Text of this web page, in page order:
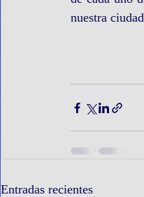
nuestra
Entradas recientes